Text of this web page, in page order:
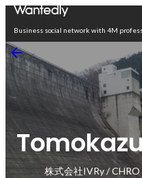
Business social network with 4M
株式会社IVRy / CHRO